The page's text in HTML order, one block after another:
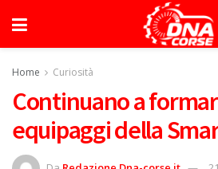
Home Curiosità
Continuano a
equipaggi della